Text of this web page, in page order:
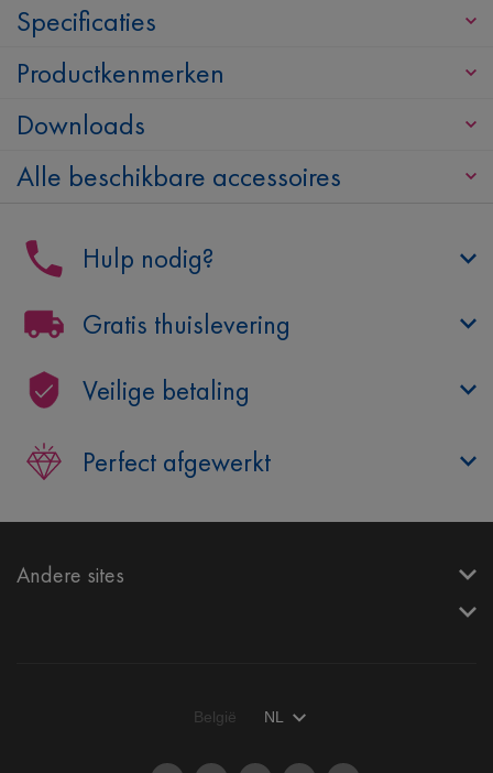
Specificaties
Productkenmerken
Downloads
Alle beschikbare accessoires
Hulp nodig?
Gratis thuislevering
Veilige betaling
Perfect afgewerkt
Andere sites
België NL